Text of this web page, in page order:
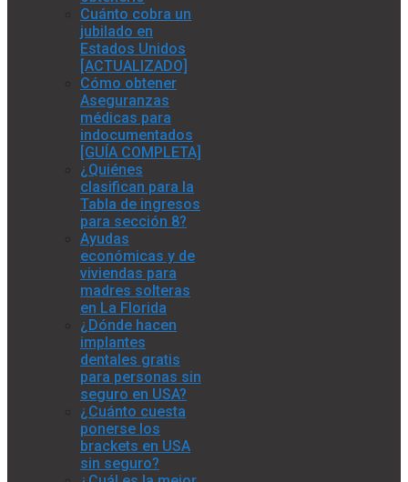
Cuánto cobra un
jubilado en
Estados Unidos
[ACTUALIZADO]
Cómo obtener
Aseguranzas
médicas para
indocumentados
[GUÍA COMPLETA]
¿Quiénes
clasifican para la
Tabla de ingresos
para sección 8?
Ayudas
económicas y de
viviendas para
madres solteras
en La Florida
¿Dónde hacen
implantes
dentales gratis
para personas sin
seguro en USA?
¿Cuánto cuesta
ponerse los
brackets en USA
sin seguro?